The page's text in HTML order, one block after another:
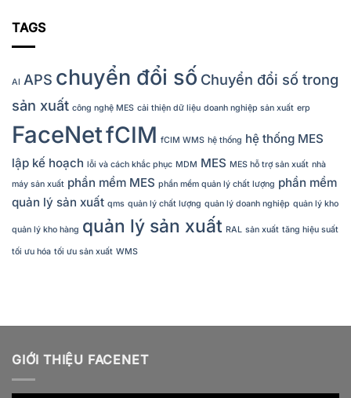
TAGS
AI APS chuyển đổi số Chuyển đổi số trong
sản xuất công nghệ MES cải thiện dữ liệu doanh nghiệp sản xuất erp
FaceNetfCIM fCIM WMS hệ thống hệ thống MES
lập kế hoạch lỗi và cách khắc phục MDM MES MES hỗ trợ sản xuất nhà
máy sản xuất phần mềm MES phần mềm quản lý chất lượng phần mềm
quản lý sản xuất qms quản lý chất lượng quản lý doanh nghiệp quản lý kho
quản lý kho hàng quản lý sản xuất RAL sản xuất tăng hiệu suất
tối ưu hóa tối ưu sản xuất WMS
GIỚI THIỆU FACENET